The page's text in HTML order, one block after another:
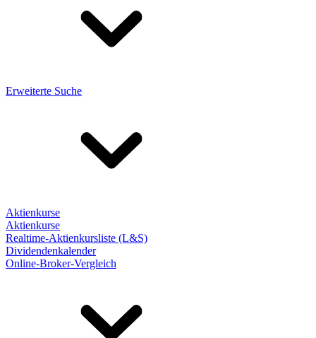
Erweiterte Suche
Aktienkurse
Aktienkurse
Realtime-Aktienkursliste (L&S)
Dividendenkalender
Online-Broker-Vergleich